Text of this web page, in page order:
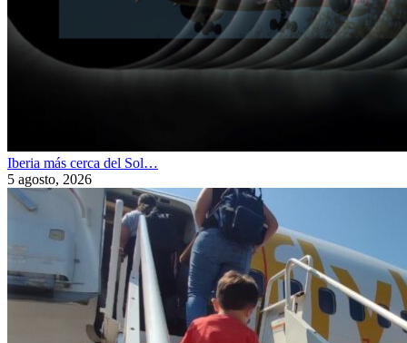
Iberia más cerca del Sol…
5 agosto, 2026